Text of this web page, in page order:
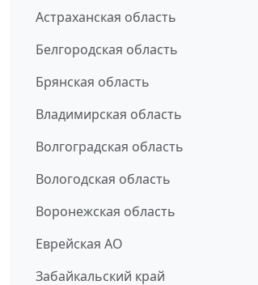
Астраханская область
Белгородская область
Брянская область
Владимирская область
Волгоградская область
Вологодская область
Воронежская область
Еврейская АО
Забайкальский край